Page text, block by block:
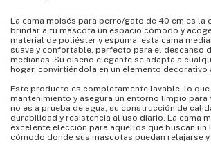
La cama moisés para perro/gato de 40 cm es la
brindar a tu mascota un espacio cómodo y
material de poliéster y espuma, esta cama
suave y confortable, perfecto para el descanso
medianas. Su diseño elegante se adapta a
hogar, convirtiéndola en un elemento decorativo
Este producto es completamente lavable, lo
mantenimiento y asegura un entorno limpio para
no es a prueba de agua, su construcción de
durabilidad y resistencia al uso diario. La cama
excelente elección para aquellos que buscan un
cómodo donde sus mascotas puedan relajarse